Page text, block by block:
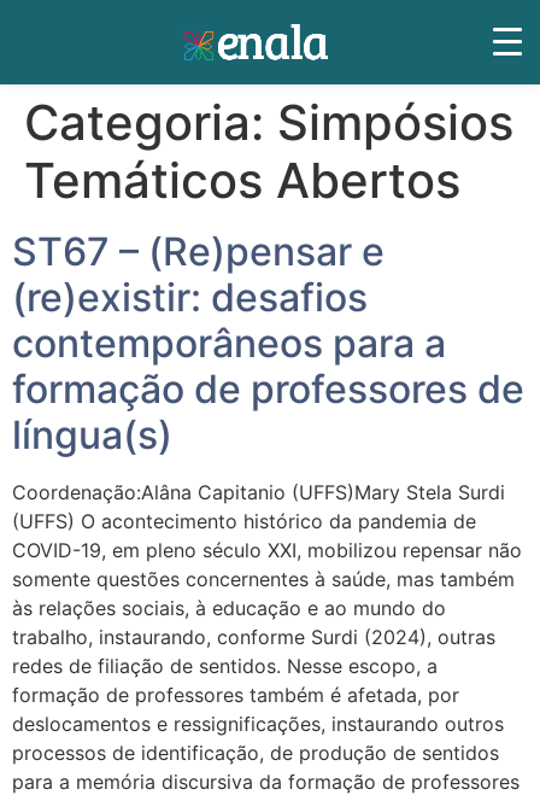
Categoria: Simpósios
Temáticos Abertos
ST67 – (Re)pensar e
(re)existir: desafios
contemporâneos para a
formação de professores de
língua(s)
Coordenação:Alâna Capitanio (UFFS)Mary Stela Surdi
(UFFS) O acontecimento histórico da pandemia de
COVID-19, em pleno século XXI, mobilizou repensar não
somente questões concernentes à saúde, mas também
às relações sociais, à educação e ao mundo do
trabalho, instaurando, conforme Surdi (2024), outras
redes de filiação de sentidos. Nesse escopo, a
formação de professores também é afetada, por
deslocamentos e ressignificações, instaurando outros
processos de identificação, de produção de sentidos
para a memória discursiva da formação de professores